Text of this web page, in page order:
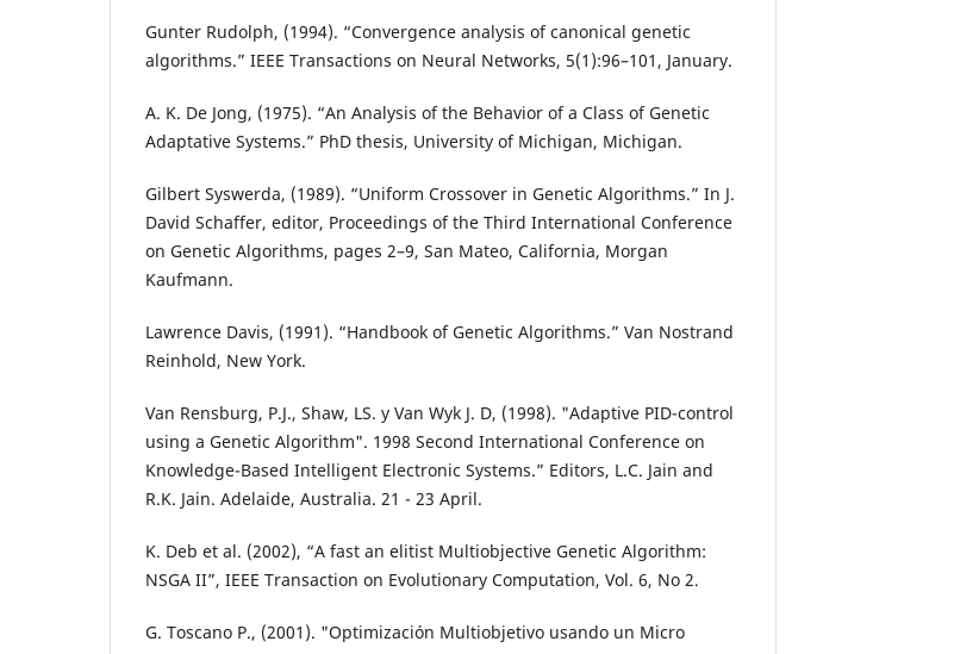
Gunter Rudolph, (1994). “Convergence analysis of canonical genetic
algorithms.” IEEE Transactions on Neural Networks, 5(1):96–101, January.
A. K. De Jong, (1975). “An Analysis of the Behavior of a Class of Genetic
Adaptative Systems.” PhD thesis, University of Michigan, Michigan.
Gilbert Syswerda, (1989). “Uniform Crossover in Genetic Algorithms.” In J.
David Schaffer, editor, Proceedings of the Third International Conference
on Genetic Algorithms, pages 2–9, San Mateo, California, Morgan
Kaufmann.
Lawrence Davis, (1991). “Handbook of Genetic Algorithms.” Van Nostrand
Reinhold, New York.
Van Rensburg, P.J., Shaw, LS. y Van Wyk J. D, (1998). "Adaptive PID-control
using a Genetic Algorithm". 1998 Second International Conference on
Knowledge-Based Intelligent Electronic Systems.” Editors, L.C. Jain and
R.K. Jain. Adelaide, Australia. 21 - 23 April.
K. Deb et al. (2002), “A fast an elitist Multiobjective Genetic Algorithm:
NSGA II”, IEEE Transaction on Evolutionary Computation, Vol. 6, No 2.
G. Toscano P., (2001). "Optimización Multiobjetivo usando un Micro